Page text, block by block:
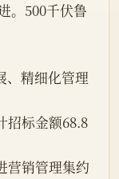
。500千伏鲁
招标金额68.8
营销管理集约